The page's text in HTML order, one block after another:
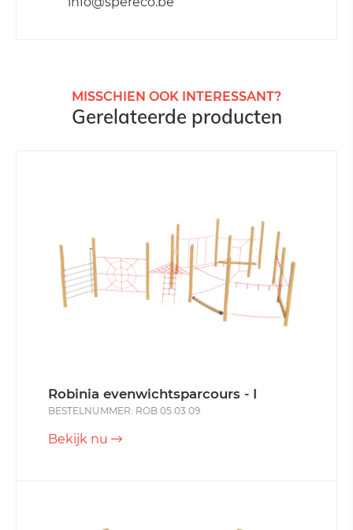
MISSCHIEN OOK INTERESSANT?
Gerelateerde producten
Robinia evenwichtsparcours - I
BESTELNUMMER: ROB 05.03.09
Bekijk nu